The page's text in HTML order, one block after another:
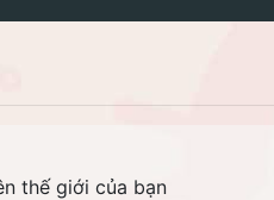
thế giới của bạn